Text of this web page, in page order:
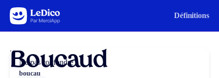
Aller au contenu Définitions
Boucaud
Ne pas confondre
boucau